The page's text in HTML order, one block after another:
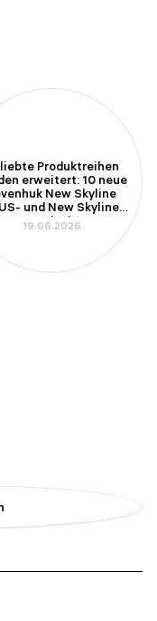
Produktreihen
erweitert: 10 neue
New Skyline
und New Skyline
PRO-Teleskope
19.06.2026